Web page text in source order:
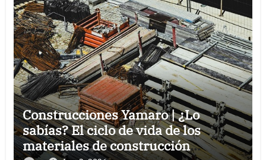
Construcciones Yamaro | ¿Lo
sabías? El ciclo de vida de los
materiales de construcción